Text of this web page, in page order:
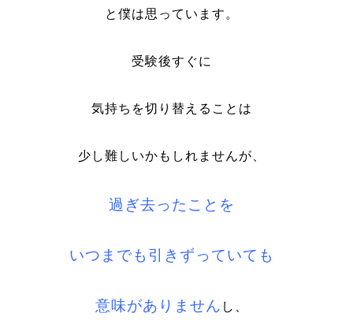
と僕は思っています。
受験後すぐに
気持ちを切り替えることは
少し難しいかもしれませんが、
過ぎ去ったことを
いつまでも引きずっていても
意味がありません し、